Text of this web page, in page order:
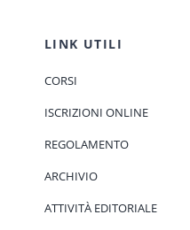
LINK UTILI
CORSI
ISCRIZIONI ONLINE
REGOLAMENTO
ARCHIVIO
ATTIVITÀ EDITORIALE